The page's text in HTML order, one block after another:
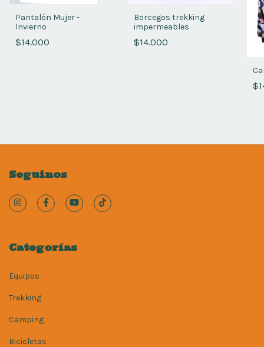
Pantalón Mujer -
Invierno
$14.000
Borcegos trekking
impermeables
$14.000
Seguinos
Categorías
Equipos
Trekking
Camping
Bicicletas